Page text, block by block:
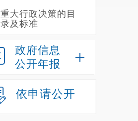
重大行政决策的目
录及标准
政府信息
公开年报
依申请公开